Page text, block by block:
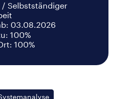
/ Selbstständiger
03.08.2026
100%
100%